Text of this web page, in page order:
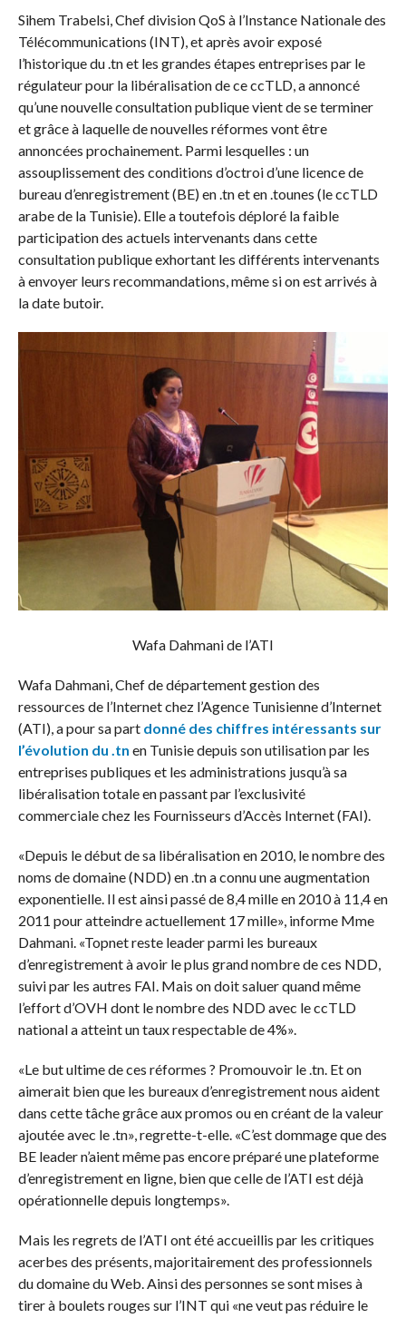
Sihem Trabelsi, Chef division QoS à l’Instance Nationale des
Télécommunications (INT), et après avoir exposé
l’historique du .tn et les grandes étapes entreprises par le
régulateur pour la libéralisation de ce ccTLD, a annoncé
qu’une nouvelle consultation publique vient de se terminer
et grâce à laquelle de nouvelles réformes vont être
annoncées prochainement. Parmi lesquelles : un
assouplissement des conditions d’octroi d’une licence de
bureau d’enregistrement (BE) en .tn et en .tounes (le ccTLD
arabe de la Tunisie). Elle a toutefois déploré la faible
participation des actuels intervenants dans cette
consultation publique exhortant les différents intervenants
à envoyer leurs recommandations, même si on est arrivés à
la date butoir.
Wafa Dahmani de l’ATI
Wafa Dahmani, Chef de département gestion des
ressources de l’Internet chez l’Agence Tunisienne d’Internet
(ATI), a pour sa part donné des chiffres intéressants sur
l’évolution du .tn en Tunisie depuis son utilisation par les
entreprises publiques et les administrations jusqu’à sa
libéralisation totale en passant par l’exclusivité
commerciale chez les Fournisseurs d’Accès Internet (FAI).
«Depuis le début de sa libéralisation en 2010, le nombre des
noms de domaine (NDD) en .tn a connu une augmentation
exponentielle. Il est ainsi passé de 8,4 mille en 2010 à 11,4 en
2011 pour atteindre actuellement 17 mille», informe Mme
Dahmani. «Topnet reste leader parmi les bureaux
d’enregistrement à avoir le plus grand nombre de ces NDD,
suivi par les autres FAI. Mais on doit saluer quand même
l’effort d’OVH dont le nombre des NDD avec le ccTLD
national a atteint un taux respectable de 4%».
«Le but ultime de ces réformes ? Promouvoir le .tn. Et on
aimerait bien que les bureaux d’enregistrement nous aident
dans cette tâche grâce aux promos ou en créant de la valeur
ajoutée avec le .tn», regrette-t-elle. «C’est dommage que des
BE leader n’aient même pas encore préparé une plateforme
d’enregistrement en ligne, bien que celle de l’ATI est déjà
opérationnelle depuis longtemps».
Mais les regrets de l’ATI ont été accueillis par les critiques
acerbes des présents, majoritairement des professionnels
du domaine du Web. Ainsi des personnes se sont mises à
tirer à boulets rouges sur l’INT qui «ne veut pas réduire le